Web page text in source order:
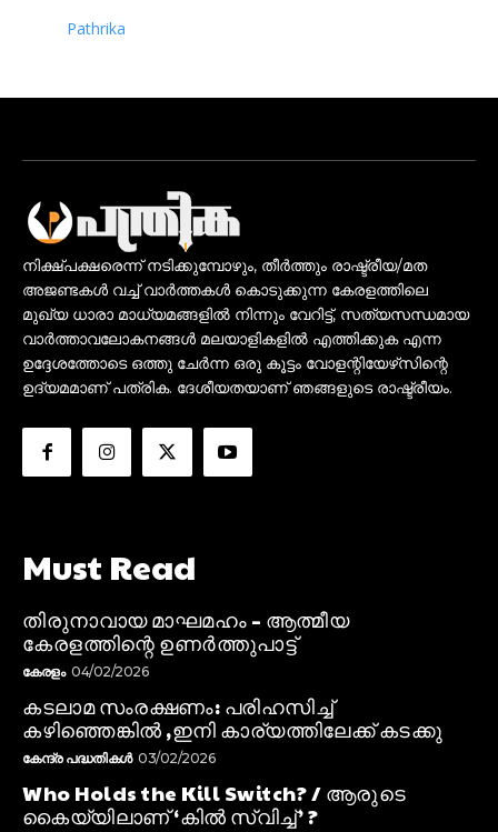
Pathrika
നിക്ഷ്പക്ഷരെന്ന് നടിക്കുമ്പോഴും, തീർത്തും രാഷ്ട്രീയ/മത
അജണ്ടകൾ വച്ച് വാർത്തകൾ കൊടുക്കുന്ന കേരളത്തിലെ
മുഖ്യ ധാരാ മാധ്യമങ്ങളിൽ നിന്നും വേറിട്ട്, സത്യസന്ധമായ
വാർത്താവലോകനങ്ങൾ മലയാളികളിൽ എത്തിക്കുക എന്ന
ഉദ്ദേശത്തോടെ ഒത്തു ചേർന്ന ഒരു കൂട്ടം വോളന്റിയേഴ്‌സിന്റെ
ഉദ്യമമാണ് പത്രിക. ദേശീയതയാണ് ഞങ്ങളുടെ രാഷ്ട്രീയം.
Must Read
തിരുനാവായ മാഘമഹം – ആത്മീയ
കേരളത്തിന്റെ ഉണർത്തുപാട്ട്
കേരളം 04/02/2026
കടലാമ സംരക്ഷണം: പരിഹസിച്ച്
കഴിഞ്ഞെങ്കിൽ ,ഇനി കാര്യത്തിലേക്ക് കടക്കു
കേന്ദ്ര പദ്ധതികൾ 03/02/2026
Who Holds the Kill Switch? / ആരുടെ
കൈയ്യിലാണ് ‘കിൽ സ്വിച്ച്’ ?